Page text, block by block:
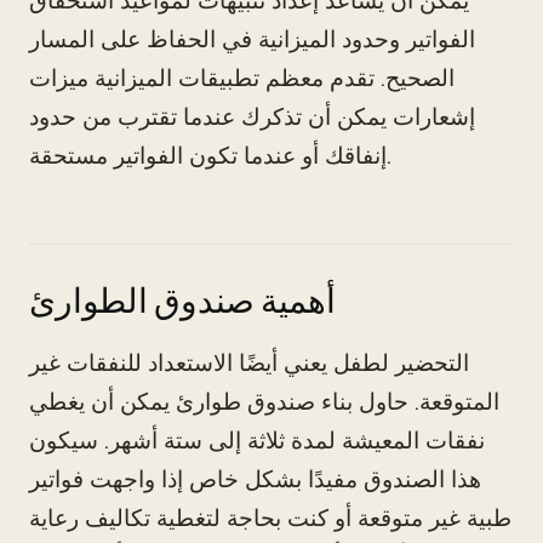
الفواتير وحدود الميزانية في الحفاظ على المسار
الصحيح. تقدم معظم تطبيقات الميزانية ميزات
إشعارات يمكن أن تذكرك عندما تقترب من حدود
إنفاقك أو عندما تكون الفواتير مستحقة.
أهمية صندوق الطوارئ
التحضير لطفل يعني أيضًا الاستعداد للنفقات غير
المتوقعة. حاول بناء صندوق طوارئ يمكن أن يغطي
نفقات المعيشة لمدة ثلاثة إلى ستة أشهر. سيكون
هذا الصندوق مفيدًا بشكل خاص إذا واجهت فواتير
طبية غير متوقعة أو كنت بحاجة لتغطية تكاليف رعاية